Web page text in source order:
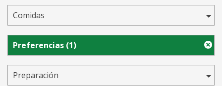
Comidas
Preferencias (1)
Preparación